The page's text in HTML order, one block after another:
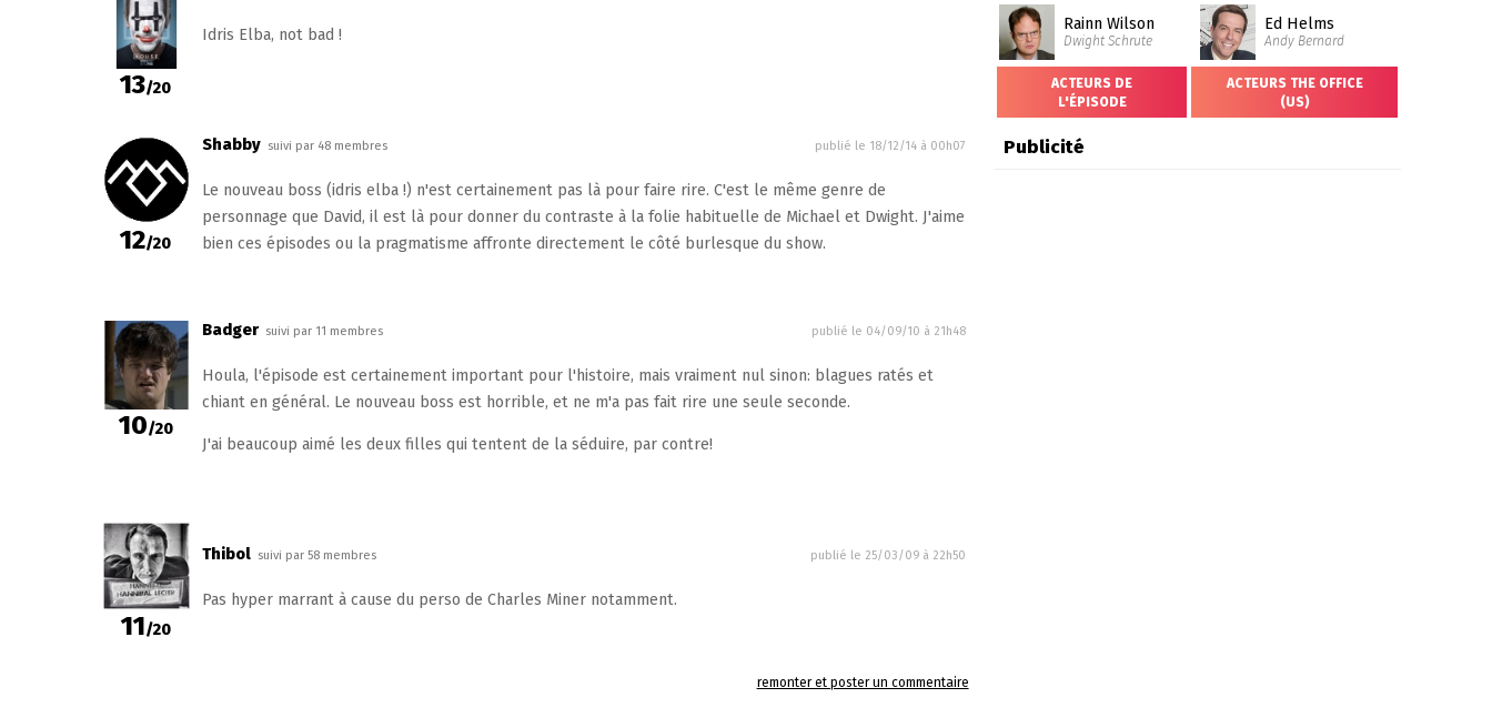
13/20
Idris Elba, not bad !
12/20
Shabby suivi par 48 membres publié le 18/12/14 à 00h07
Le nouveau boss (idris elba !) n'est certainement pas là pour faire rire. C'est le même genre de
personnage que David, il est là pour donner du contraste à la folie habituelle de Michael et Dwight. J'aime
bien ces épisodes ou la pragmatisme affronte directement le côté burlesque du show.
10/20
Badger suivi par 11 membres publié le 04/09/10 à 21h48
Houla, l'épisode est certainement important pour l'histoire, mais vraiment nul sinon: blagues ratés et
chiant en général. Le nouveau boss est horrible, et ne m'a pas fait rire une seule seconde.
J'ai beaucoup aimé les deux filles qui tentent de la séduire, par contre!
11/20
Thibol suivi par 58 membres publié le 25/03/09 à 22h50
Pas hyper marrant à cause du perso de Charles Miner notamment.
remonter et poster un commentaire
Rainn Wilson
Dwight Schrute
Ed Helms
Andy Bernard
ACTEURS DE
L'ÉPISODE
ACTEURS THE OFFICE
(US)
Publicité